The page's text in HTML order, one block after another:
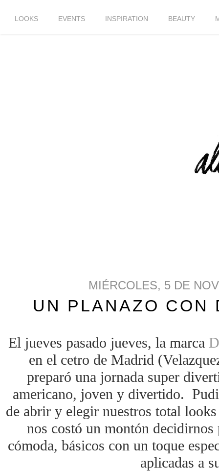
LOOKS EVENTS INSPIRATION BEAUTY
MIÉRCOLES, 5 DE
UN PLANAZO CON
El jueves pasado jueves, la marca
en el cetro de Madrid
preparó una jornada super
americano, joven y divertido.
de abrir y elegir nuestros total
nos costó un montón
cómoda, básicos con un toque
aplicadas a